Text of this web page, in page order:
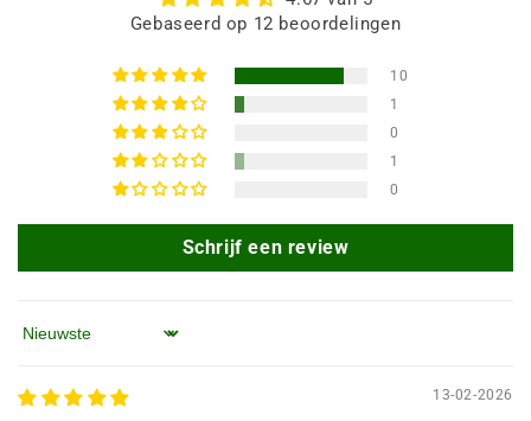
Gebaseerd op 12 beoordelingen
10
1
0
1
0
Schrijf een review
Sorteren op
13-02-2026